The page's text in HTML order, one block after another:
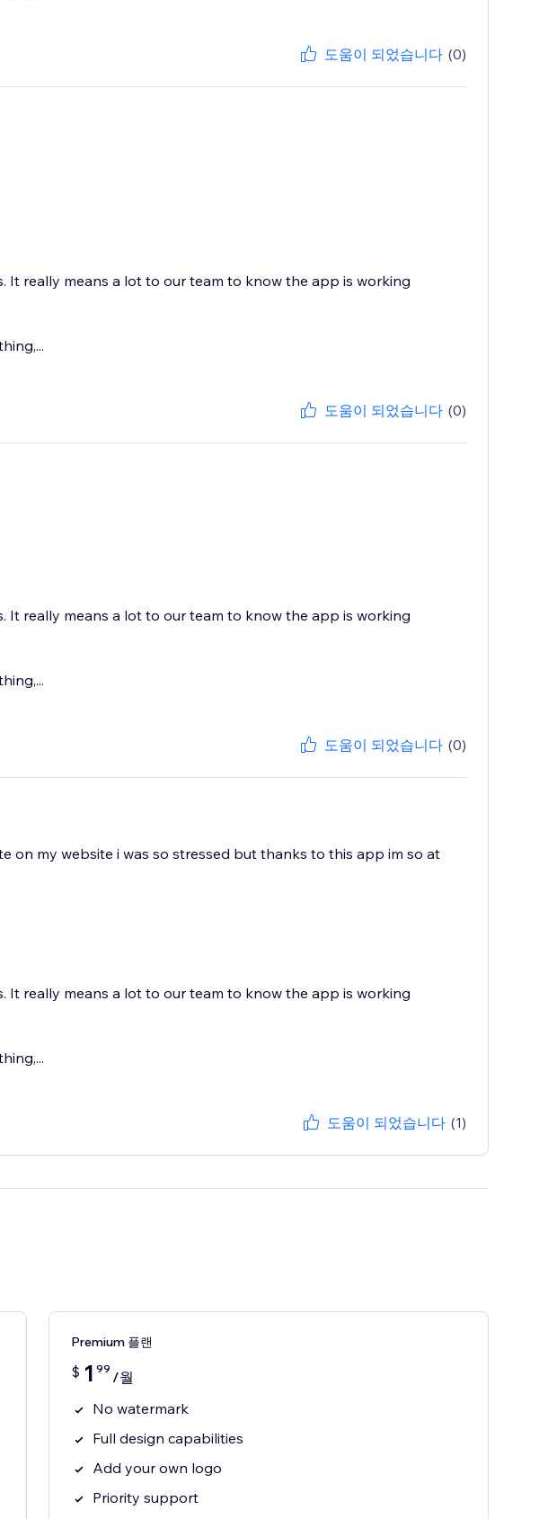
도움이 되었습니다 (0)
It really means a lot to our team to know the app is working
도움이 되었습니다 (0)
It really means a lot to our team to know the app is working
도움이 되었습니다 (0)
on my website i was so stressed but thanks to this app im so at
It really means a lot to our team to know the app is working
도움이 되었습니다 (1)
Premium 플랜
$ 1 99 /월
No watermark
Full design capabilities
Add your own logo
Priority support